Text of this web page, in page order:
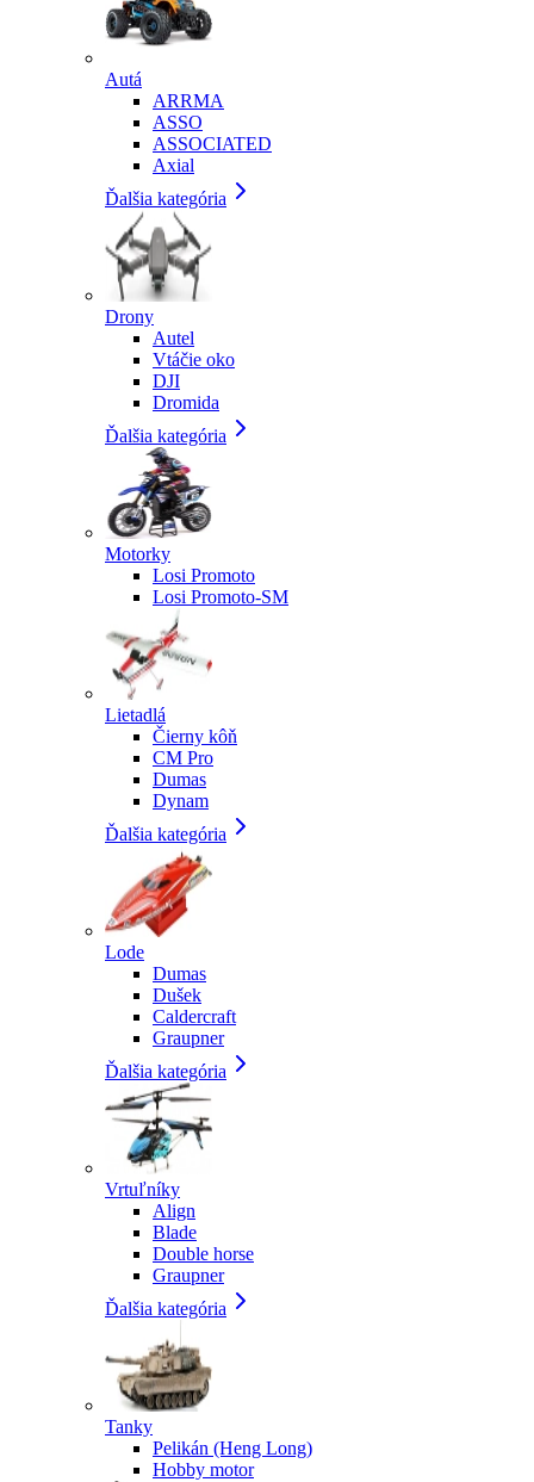
Autá
ARRMA
ASSO
ASSOCIATED
Axial
Ďalšia kategória
Drony
Autel
Vtáčie oko
DJI
Dromida
Ďalšia kategória
Motorky
Losi Promoto
Losi Promoto-SM
Lietadlá
Čierny kôň
CM Pro
Dumas
Dynam
Ďalšia kategória
Lode
Dumas
Dušek
Caldercraft
Graupner
Ďalšia kategória
Vrtuľníky
Align
Blade
Double horse
Graupner
Ďalšia kategória
Tanky
Pelikán (Heng Long)
Hobby motor